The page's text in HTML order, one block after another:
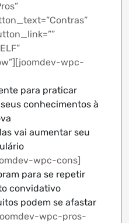
wpc-
para praticar
conhecimentos à
vai aumentar seu
wpc-cons]
para se repetir
convidativo
podem se afastar
wpc-pros-